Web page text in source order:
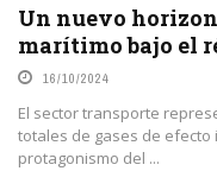
Un nuevo
marítimo bajo el
16/10/2024
El sector transporte
totales de gases de efecto
protagonismo del ...